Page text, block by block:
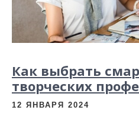
Как выбрать
творческих
12 ЯНВАРЯ 2024